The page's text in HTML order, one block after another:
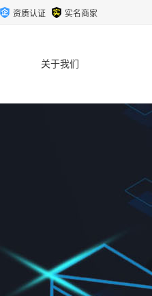
资质认证 实名商家
关于我们